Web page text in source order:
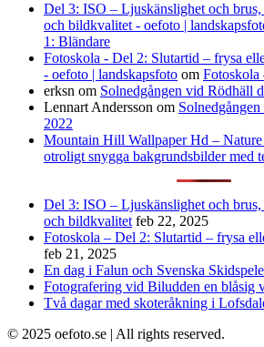
Del 3: ISO – Ljuskänslighet och brus,
och bildkvalitet - oefoto |
1: Bländare
Fotoskola - Del 2: Slutartid – frysa
- oefoto | landskapsfoto om Fotoskola
erksn om Solnedgången vid Rödhäll
Lennart Andersson om
2022
Mountain Hill Wallpaper Hd – Nature
otroligt snygga bakgrundsbilder med
Del 3: ISO – Ljuskänslighet och brus,
och bildkvalitet feb 22, 2025
Fotoskola – Del 2: Slutartid – frysa
feb 21, 2025
En dag i Falun och Svenska
Fotografering vid Biludden en blåsig
Två dagar med skoteråkning i
© 2025 oefoto.se | All rights reserved.